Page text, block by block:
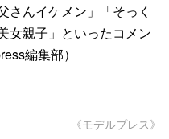
さんイケメン」「そっく
女親子」といったコメン
編集部）
《モデルプレス》